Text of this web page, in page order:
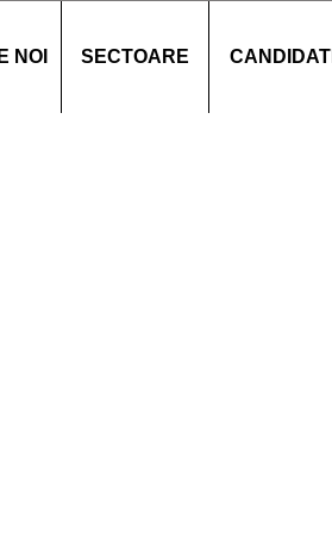
NOI SECTOARE CANDIDATI